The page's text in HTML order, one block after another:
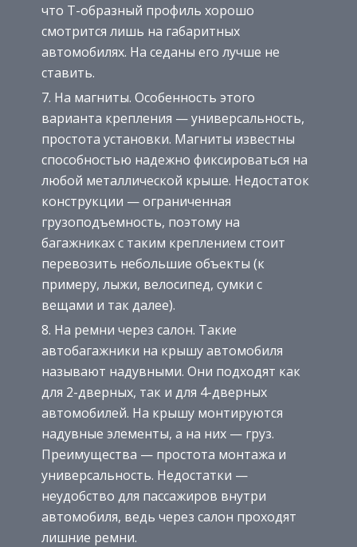
что Т-образный профиль хорошо
смотрится лишь на габаритных
автомобилях. На седаны его лучше не
ставить.
На магниты. Особенность этого
варианта крепления — универсальность,
простота установки. Магниты известны
способностью надежно фиксироваться на
любой металлической крыше. Недостаток
конструкции — ограниченная
грузоподъемность, поэтому на
багажниках с таким креплением стоит
перевозить небольшие объекты (к
примеру, лыжи, велосипед, сумки с
вещами и так далее).
На ремни через салон. Такие
автобагажники на крышу автомобиля
называют надувными. Они подходят как
для 2-дверных, так и для 4-дверных
автомобилей. На крышу монтируются
надувные элементы, а на них — груз.
Преимущества — простота монтажа и
универсальность. Недостатки —
неудобство для пассажиров внутри
автомобиля, ведь через салон проходят
лишние ремни.